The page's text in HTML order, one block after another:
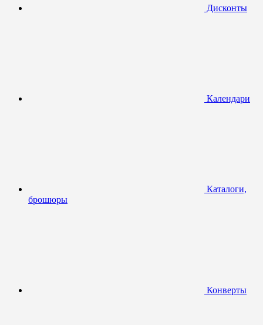
Дисконты
Календари
Каталоги,
брошюры
Конверты